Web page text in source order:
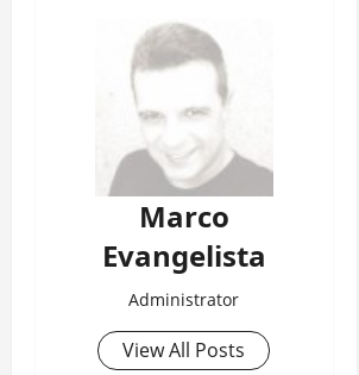
Marco
Evangelista
Administrator
View All Posts